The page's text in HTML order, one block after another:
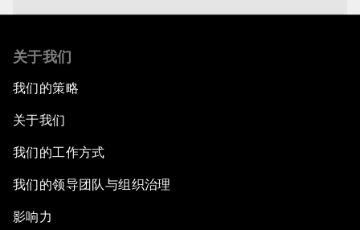
Public Art: Spaces of Hope
China: The Next World Leader?
Artificial Intelligence Unleashed
关于我们
我们的策略
关于我们
我们的工作方式
我们的领导团队与组织治理
影响力